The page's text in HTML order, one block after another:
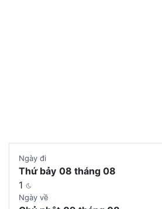
Ngày đi
Thứ bảy 08 tháng 08
1
Ngày về